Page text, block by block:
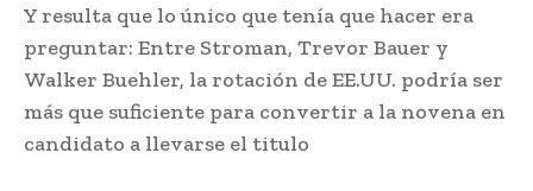
Y resulta que lo único que tenía que hacer era
preguntar: Entre Stroman, Trevor Bauer y
Walker Buehler, la rotación de EE.UU. podría ser
más que suficiente para convertir a la novena en
candidato a llevarse el titulo